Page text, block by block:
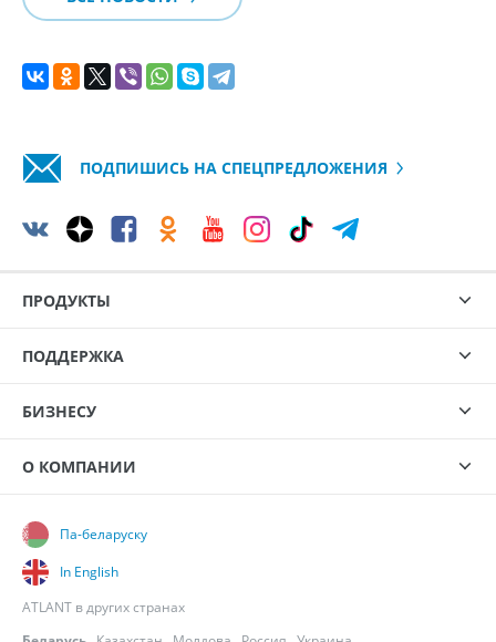
ПОДПИШИСЬ НА СПЕЦПРЕДЛОЖЕНИЯ
ПРОДУКТЫ
ПОДДЕРЖКА
БИЗНЕСУ
О КОМПАНИИ
Па-беларуску
In English
ATLANT в других странах